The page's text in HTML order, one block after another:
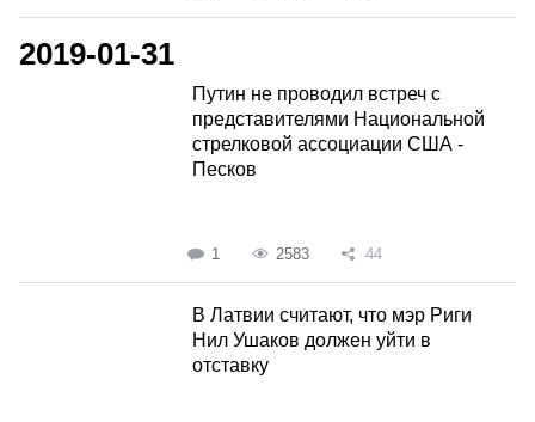
2019-01-31
Путин не проводил встреч с
представителями Национальной
стрелковой ассоциации США -
Песков
1 2583 44
В Латвии считают, что мэр Риги
Нил Ушаков должен уйти в
отставку